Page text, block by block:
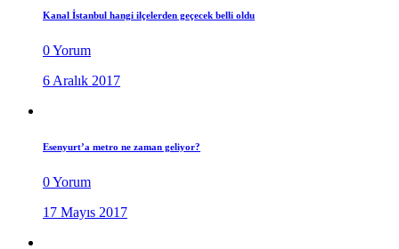
Kanal İstanbul hangi ilçelerden geçecek belli oldu
0 Yorum
6 Aralık 2017
Esenyurt’a metro ne zaman geliyor?
0 Yorum
17 Mayıs 2017